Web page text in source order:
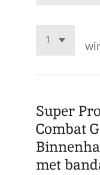
Super Pro
Combat
met